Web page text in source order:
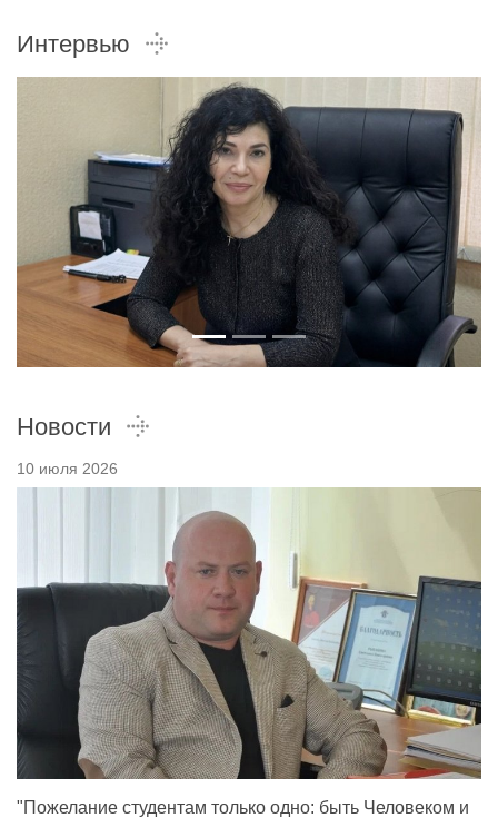
Интервью
Новости
10 июля 2026
"Пожелание студентам только одно: быть Человеком и